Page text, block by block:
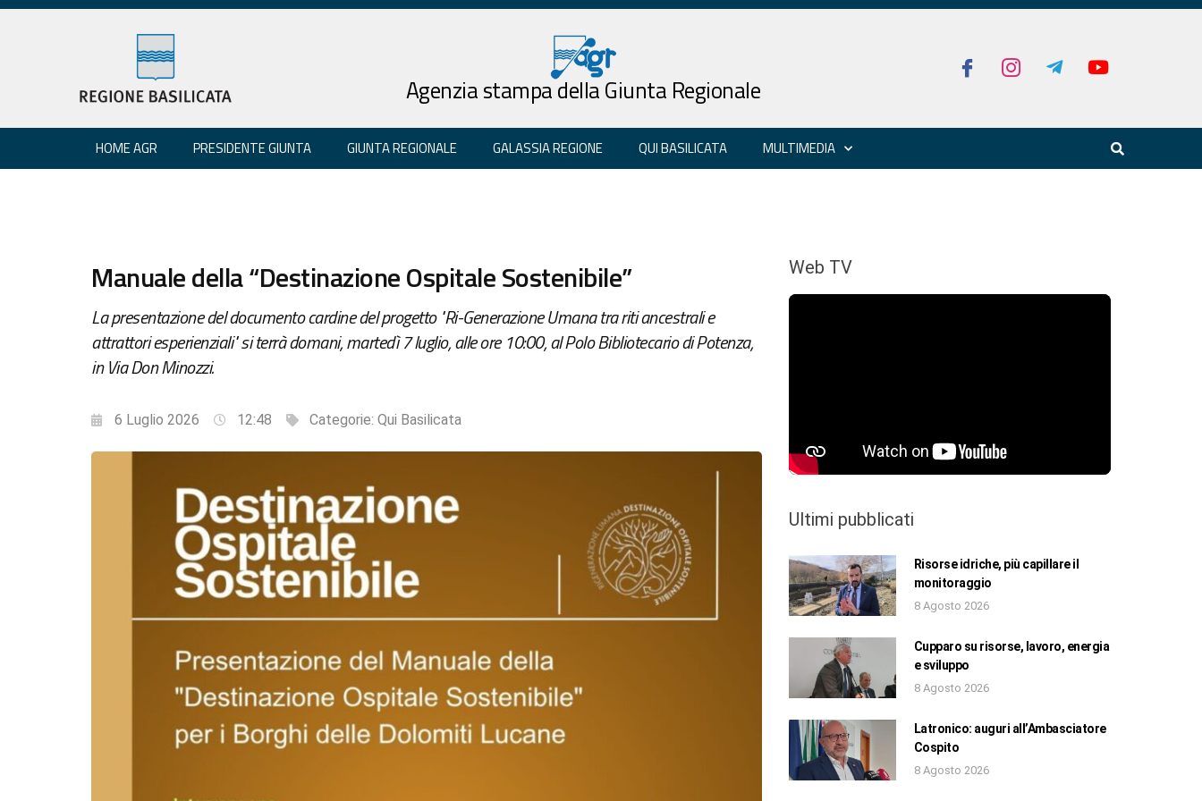
Agenzia stampa della Giunta Regionale
HOME AGR PRESIDENTE GIUNTA GIUNTA REGIONALE GALASSIA REGIONE QUI BASILICATA MULTIMEDIA
Manuale della “Destinazione Ospitale Sostenibile”
La presentazione del documento cardine del progetto "Ri-Generazione Umana tra riti ancestrali e
attrattori esperienziali" si terrà domani, martedì 7 luglio, alle ore 10:00, al Polo Bibliotecario di Potenza,
in Via Don Minozzi.
6 Luglio 2026 12:48 Categorie: Qui Basilicata
Web TV
Ultimi pubblicati
Risorse idriche, più capillare il
monitoraggio
8 Agosto 2026
Cupparo su risorse, lavoro, energia
e sviluppo
8 Agosto 2026
Latronico: auguri all’Ambasciatore
Cospito
8 Agosto 2026